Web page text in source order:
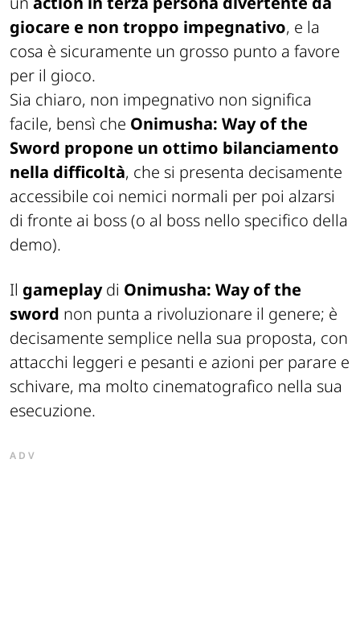
giocare e non troppo impegnativo, e la
cosa è sicuramente un grosso punto a favore
per il gioco.
Sia chiaro, non impegnativo non significa
facile, bensì che Onimusha: Way of the
Sword propone un ottimo bilanciamento
nella difficoltà, che si presenta decisamente
accessibile coi nemici normali per poi alzarsi
di fronte ai boss (o al boss nello specifico della
demo).
Il gameplaydi Onimusha: Way of the
sword non punta a rivoluzionare il genere; è
decisamente semplice nella sua proposta, con
attacchi leggeri e pesanti e azioni per parare e
schivare, ma molto cinematografico nella sua
esecuzione.
ADV